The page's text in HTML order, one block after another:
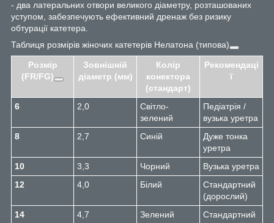
- два латеральних отвори великого діаметру, розташованих
уступом, забезпечують ефективний дренаж без ризику
обтурації катетера.
Таблиця розмірів жіночих катетерів Нелатона (типова)
Розмір
(FR/FG)
Зовнішній
діаметр (мм)
Колір
конектора
(стандарт)
Рекомендаці
ї
6 2,0
Світло-
зелений
Педіатрія /
вузька уретра
8
2,7 Синій
Дуже тонка
уретра
10
3,3 Чорний
Вузька уретра
12
4,0 Білий
Стандартний
(дорослий)
14
4,7 Зелений
Стандартний